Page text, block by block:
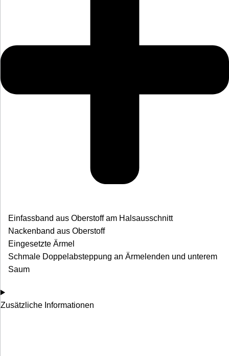
Einfassband aus Oberstoff am Halsausschnitt
Nackenband aus Oberstoff
Eingesetzte Ärmel
Schmale Doppelabsteppung an Ärmelenden und unterem
Saum
Zusätzliche Informationen